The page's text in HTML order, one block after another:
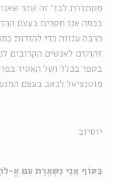
מסתדרת לבד' זה שקר שאנו
בכמה אנו חסרים בעצם
הרבה ענווה כדי להודות
זקוקים לאנשים הקרובים
בספר בכלל ושל האסיר
פוטנציאל לכאב בעצם
יוטיוב
בַּסּוֹף אֲנִי נִשְׁאֶרֶת עִם אֱ-